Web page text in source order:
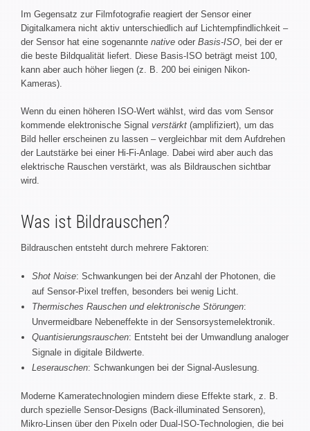
Im Gegensatz zur Filmfotografie reagiert der Sensor einer
Digitalkamera nicht aktiv unterschiedlich auf Lichtempfindlichkeit –
der Sensor hat eine sogenannte native oder Basis-ISO , bei der er
die beste Bildqualität liefert. Diese Basis-ISO beträgt meist 100,
kann aber auch höher liegen (z. B. 200 bei einigen Nikon-
Kameras).
Wenn du einen höheren ISO-Wert wählst, wird das vom Sensor
kommende elektronische Signal verstärkt (amplifiziert), um das
Bild heller erscheinen zu lassen – vergleichbar mit dem Aufdrehen
der Lautstärke bei einer Hi-Fi-Anlage. Dabei wird aber auch das
elektrische Rauschen verstärkt, was als Bildrauschen sichtbar
wird.
Was ist Bildrauschen?
Bildrauschen entsteht durch mehrere Faktoren:
Shot Noise: Schwankungen bei der Anzahl der Photonen, die
auf Sensor-Pixel treffen, besonders bei wenig Licht.
Thermisches Rauschen und elektronische Störungen:
Unvermeidbare Nebeneffekte in der Sensorsystemelektronik.
Quantisierungsrauschen: Entsteht bei der Umwandlung analoger
Signale in digitale Bildwerte.
Leserauschen: Schwankungen bei der Signal-Auslesung.
Moderne Kameratechnologien mindern diese Effekte stark, z. B.
durch spezielle Sensor-Designs (Back-illuminated Sensoren),
Mikro-Linsen über den Pixeln oder Dual-ISO-Technologien, die bei